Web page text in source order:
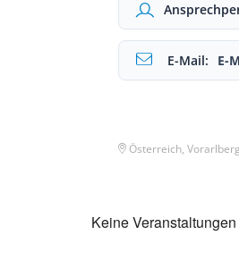
E-Mail: E-
Österreich,
Keine Veranstaltungen